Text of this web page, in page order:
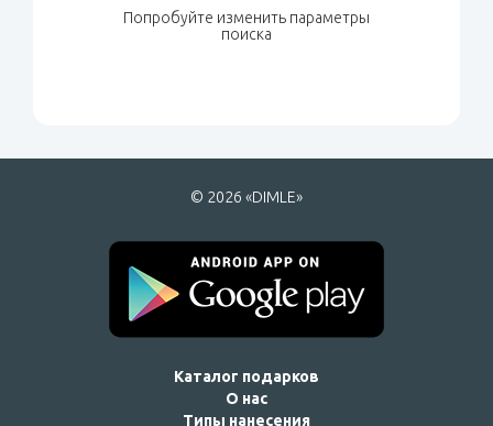
Попробуйте изменить параметры
поиска
© 2026 «DIMLE»
Каталог подарков
О нас
Типы нанесения